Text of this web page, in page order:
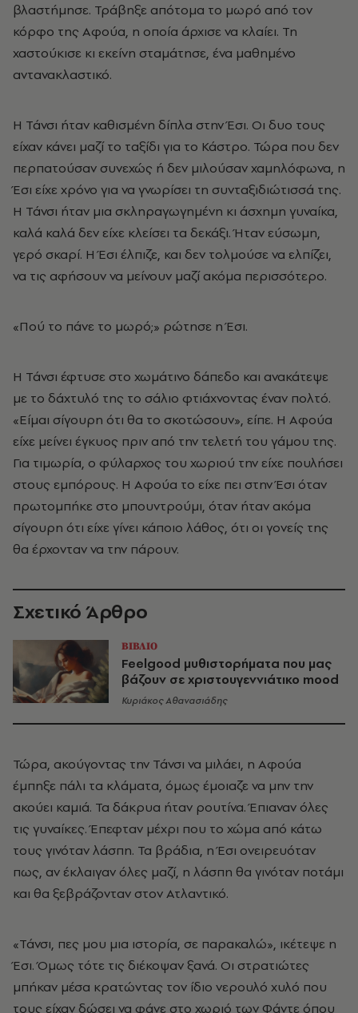
βλαστήμησε. Τράβηξε απότομα το μωρό από τον
κόρφο της Αφούα, η οποία άρχισε να κλαίει. Τη
χαστούκισε κι εκείνη σταμάτησε, ένα μαθημένο
αντανακλαστικό.
Η Τάνσι ήταν καθισμένη δίπλα στην Έσι. Οι δυο τους
είχαν κάνει μαζί το ταξίδι για το Κάστρο. Τώρα που δεν
περπατούσαν συνεχώς ή δεν μιλούσαν χαμηλόφωνα, η
Έσι είχε χρόνο για να γνωρίσει τη συνταξιδιώτισσά της.
Η Τάνσι ήταν μια σκληραγωγημένη κι άσχημη γυναίκα,
καλά καλά δεν είχε κλείσει τα δεκάξι. Ήταν εύσωμη,
γερό σκαρί. Η Έσι έλπιζε, και δεν τολμούσε να ελπίζει,
να τις αφήσουν να μείνουν μαζί ακόμα περισσότερο.
«Πού το πάνε το μωρό;» ρώτησε η Έσι.
Η Τάνσι έφτυσε στο χωμάτινο δάπεδο και ανακάτεψε
με το δάχτυλό της το σάλιο φτιάχνοντας έναν πολτό.
«Είμαι σίγουρη ότι θα το σκοτώσουν», είπε. Η Αφούα
είχε μείνει έγκυος πριν από την τελετή του γάμου της.
Για τιμωρία, ο φύλαρχος του χωριού την είχε πουλήσει
στους εμπόρους. Η Αφούα το είχε πει στην Έσι όταν
πρωτομπήκε στο μπουντρούμι, όταν ήταν ακόμα
σίγουρη ότι είχε γίνει κάποιο λάθος, ότι οι γονείς της
θα έρχονταν να την πάρουν.
Σχετικό Άρθρο
ΒΙΒΛΙΟ
Feelgood μυθιστορήματα που μας
βάζουν σε χριστουγεννιάτικο mood
Κυριάκος Αθανασιάδης
Τώρα, ακούγοντας την Τάνσι να μιλάει, η Αφούα
έμπηξε πάλι τα κλάματα, όμως έμοιαζε να μην την
ακούει καμιά. Τα δάκρυα ήταν ρουτίνα. Έπιαναν όλες
τις γυναίκες. Έπεφταν μέχρι που το χώμα από κάτω
τους γινόταν λάσπη. Τα βράδια, η Έσι ονειρευόταν
πως, αν έκλαιγαν όλες μαζί, η λάσπη θα γινόταν ποτάμι
και θα ξεβράζονταν στον Ατλαντικό.
«Τάνσι, πες μου μια ιστορία, σε παρακαλώ», ικέτεψε η
Έσι. Όμως τότε τις διέκοψαν ξανά. Οι στρατιώτες
μπήκαν μέσα κρατώντας τον ίδιο νερουλό χυλό που
τους είχαν δώσει να φάνε στο χωριό των Φάντε όπου